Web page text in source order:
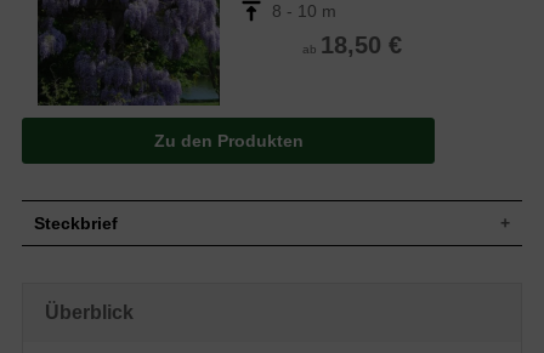
8 - 10 m
ab 18,50 €
Zu den Produkten
Steckbrief
Überblick